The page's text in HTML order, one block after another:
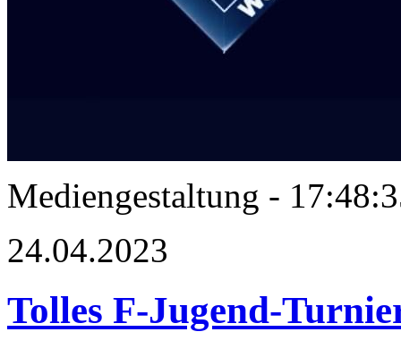
Mediengestaltung -
24.04.2023
Tolles F-Jugend-